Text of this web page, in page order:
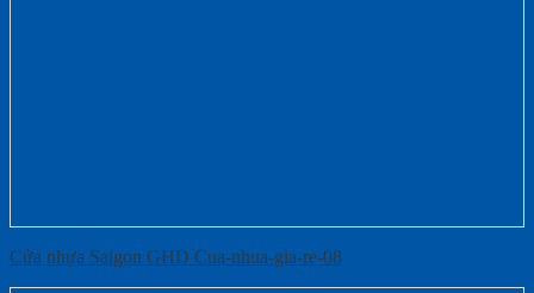
Cửa nhựa Saigon GHD Cua-nhua-gia-re-08